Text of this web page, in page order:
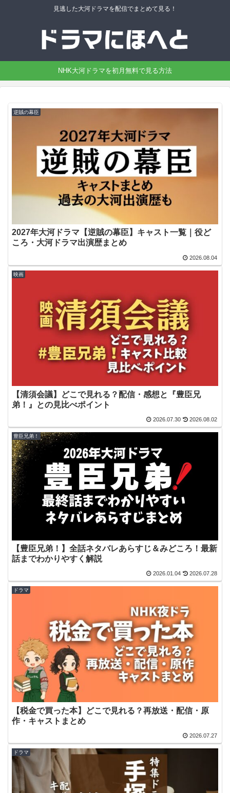
見逃した大河ドラマを配信でまとめて見る！
NHK大河ドラマを初月無料で見る方法
逆賊の幕臣
2027年大河ドラマ【逆賊の幕臣】キャスト一覧｜役ど
ころ・大河ドラマ出演歴まとめ
2026.08.04
映画
【清須会議】どこで見れる？配信・感想と『豊臣兄
弟！』との見比べポイント
2026.07.30 2026.08.02
豊臣兄弟！
【豊臣兄弟！】全話ネタバレあらすじ＆みどころ！最新
話までわかりやすく解説
2026.01.04 2026.07.28
ドラマ
【税金で買った本】どこで見れる？再放送・配信・原
作・キャストまとめ
2026.07.27
ドラマ